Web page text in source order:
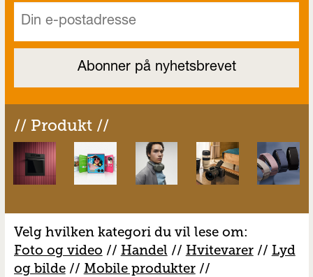
// Produkt //
Velg hvilken kategori du vil lese om:
Foto og video // Handel // Hvitevarer// Lyd
og bilde// Mobile produkter//